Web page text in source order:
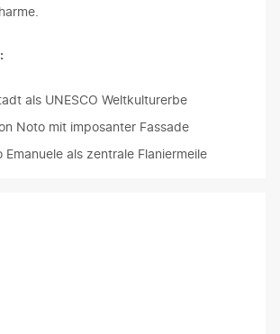
als UNESCO Weltkulturerbe
Noto mit imposanter Fassade
Emanuele als zentrale Flaniermeile